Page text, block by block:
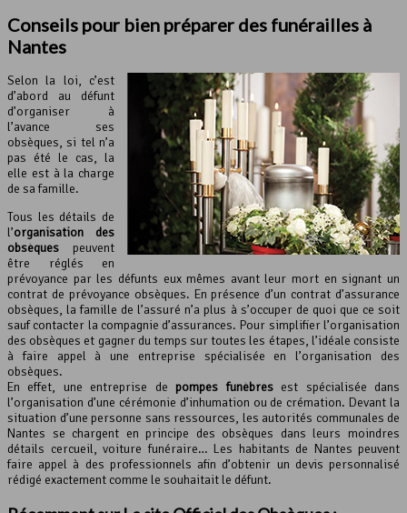
Conseils pour bien préparer des funérailles à
Nantes
Selon la loi, c’est
d’abord au défunt
d’organiser à
l’avance ses
obsèques, si tel n’a
pas été le cas, la
elle est à la charge
de sa famille.
Tous les détails de
l’organisation des
obsèques peuvent
être réglés en
prévoyance par les défunts eux mêmes avant leur mort en signant un
contrat de prévoyance obsèques. En présence d’un contrat d’assurance
obsèques, la famille de l’assuré n’a plus à s’occuper de quoi que ce soit
sauf contacter la compagnie d’assurances. Pour simplifier l’organisation
des obsèques et gagner du temps sur toutes les étapes, l’idéale consiste
à faire appel à une entreprise spécialisée en l’organisation des
obsèques.
En effet, une entreprise de pompes funèbresest spécialisée dans
l’organisation d’une cérémonie d’inhumation ou de crémation. Devant la
situation d’une personne sans ressources, les autorités communales de
Nantes se chargent en principe des obsèques dans leurs moindres
détails cercueil, voiture funéraire… Les habitants de Nantes peuvent
faire appel à des professionnels afin d’obtenir un devis personnalisé
rédigé exactement comme le souhaitait le défunt.